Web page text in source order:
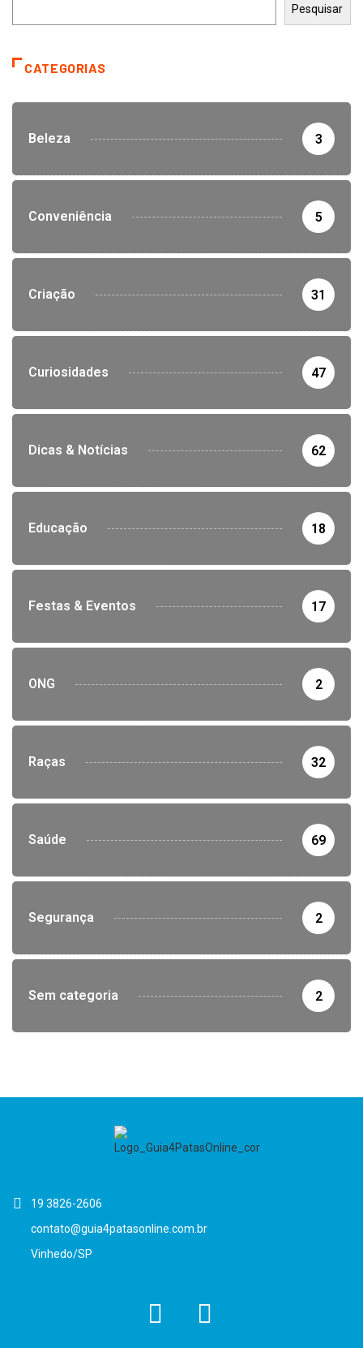
Pesquisar
CATEGORIAS
Beleza 3
Conveniência 5
Criação 31
Curiosidades 47
Dicas & Notícias 62
Educação 18
Festas & Eventos 17
ONG 2
Raças 32
Saúde 69
Segurança 2
Sem categoria 2
19 3826-2606
contato@guia4patasonline.com.br
Vinhedo/SP